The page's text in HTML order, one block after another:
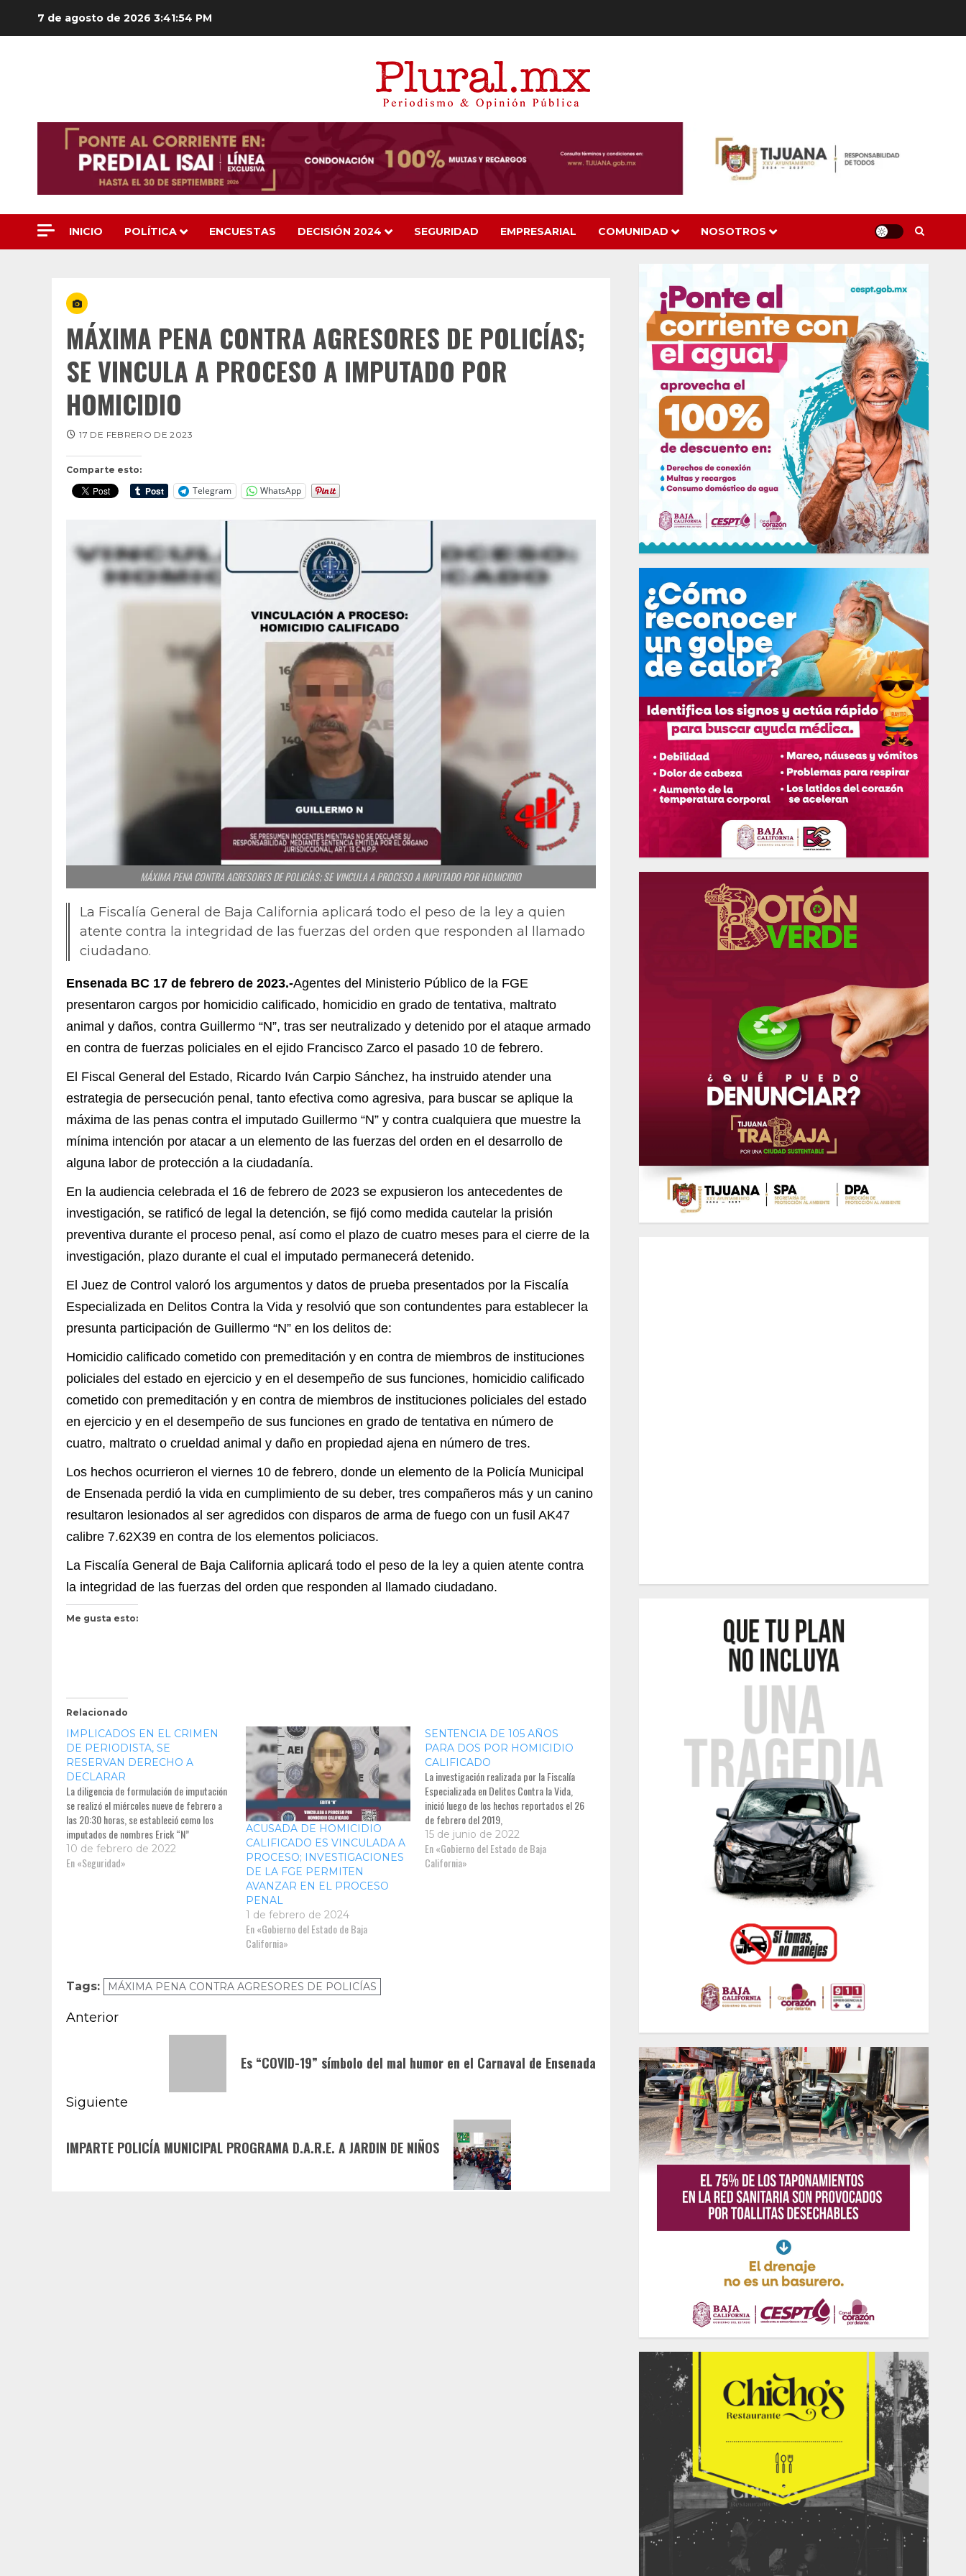
7 de agosto de 2026 3:41:56 PM
INICIO POLÍTICA ENCUESTAS DECISIÓN 2024 SEGURIDAD EMPRESARIAL COMUNIDAD NOSOTROS
MÁXIMA PENA CONTRA AGRESORES DE POLICÍAS;
SE VINCULA A PROCESO A IMPUTADO POR
HOMICIDIO
Comparte esto:
Telegram WhatsApp
17 DE FEBRERO DE 2023
MÁXIMA PENA CONTRA AGRESORES DE POLICÍAS; SE VINCULA A PROCESO A IMPUTADO POR HOMICIDIO
La Fiscalía General de Baja California aplicará todo el peso de la ley a quien
atente contra la integridad de las fuerzas del orden que responden al llamado
ciudadano.
Ensenada BC 17 de febrero de 2023.-Agentes del Ministerio Público de la FGE
presentaron cargos por homicidio calificado, homicidio en grado de tentativa, maltrato
animal y daños, contra Guillermo “N”, tras ser neutralizado y detenido por el ataque armado
en contra de fuerzas policiales en el ejido Francisco Zarco el pasado 10 de febrero.
El Fiscal General del Estado, Ricardo Iván Carpio Sánchez, ha instruido atender una
estrategia de persecución penal, tanto efectiva como agresiva, para buscar se aplique la
máxima de las penas contra el imputado Guillermo “N” y contra cualquiera que muestre la
mínima intención por atacar a un elemento de las fuerzas del orden en el desarrollo de
alguna labor de protección a la ciudadanía.
En la audiencia celebrada el 16 de febrero de 2023 se expusieron los antecedentes de
investigación, se ratificó de legal la detención, se fijó como medida cautelar la prisión
preventiva durante el proceso penal, así como el plazo de cuatro meses para el cierre de la
investigación, plazo durante el cual el imputado permanecerá detenido.
El Juez de Control valoró los argumentos y datos de prueba presentados por la Fiscalía
Especializada en Delitos Contra la Vida y resolvió que son contundentes para establecer la
presunta participación de Guillermo “N” en los delitos de:
Homicidio calificado cometido con premeditación y en contra de miembros de instituciones
policiales del estado en ejercicio y en el desempeño de sus funciones, homicidio calificado
cometido con premeditación y en contra de miembros de instituciones policiales del estado
en ejercicio y en el desempeño de sus funciones en grado de tentativa en número de
cuatro, maltrato o crueldad animal y daño en propiedad ajena en número de tres.
Los hechos ocurrieron el viernes 10 de febrero, donde un elemento de la Policía Municipal
de Ensenada perdió la vida en cumplimiento de su deber, tres compañeros más y un canino
resultaron lesionados al ser agredidos con disparos de arma de fuego con un fusil AK47
calibre 7.62X39 en contra de los elementos policiacos.
La Fiscalía General de Baja California aplicará todo el peso de la ley a quien atente contra
la integridad de las fuerzas del orden que responden al llamado ciudadano.
Me gusta esto:
Relacionado
IMPLICADOS EN EL CRIMEN
DE PERIODISTA, SE
RESERVAN DERECHO A
DECLARAR
La diligencia de formulación de imputación
se realizó el miércoles nueve de febrero a
las 20:30 horas, se estableció como los
imputados de nombres Erick “N”
10 de febrero de 2022
En «Seguridad»
ACUSADA DE HOMICIDIO
CALIFICADO ES VINCULADA A
PROCESO; INVESTIGACIONES
DE LA FGE PERMITEN
AVANZAR EN EL PROCESO
PENAL
1 de febrero de 2024
En «Gobierno del Estado de Baja
California»
SENTENCIA DE 105 AÑOS
PARA DOS POR HOMICIDIO
CALIFICADO
La investigación realizada por la Fiscalía
Especializada en Delitos Contra la Vida,
inició luego de los hechos reportados el 26
de febrero del 2019,
15 de junio de 2022
En «Gobierno del Estado de Baja
California»
Tags: MÁXIMA PENA CONTRA AGRESORES DE POLICÍAS
Navegación
Anterior
Es “COVID-19” símbolo del mal humor en el Carnaval de Ensenada
Siguiente
entrada:
IMPARTE POLICÍA MUNICIPAL PROGRAMA D.A.R.E. A JARDIN DE NIÑOS